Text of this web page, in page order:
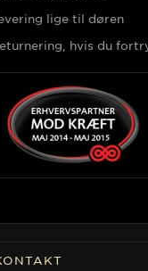
lige til døren
hvis du